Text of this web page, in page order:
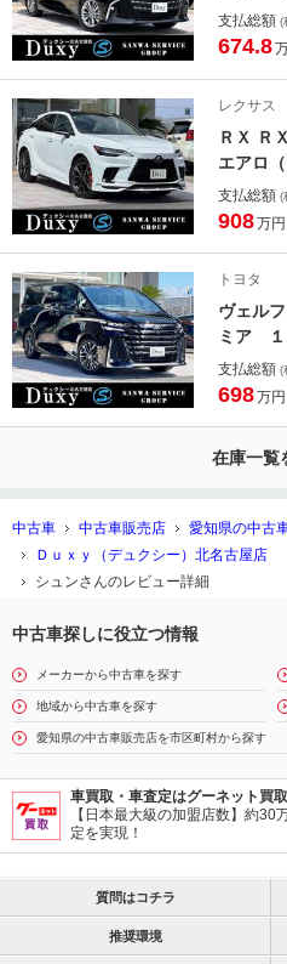
ルーフ
スドパ
ニター
支払総額 (
674.8
レクサス
ＲＸ Ｒ
エアロ
フ ルー
タルミ
３眼Ｌ
支払総額 (
908万円
トヨタ
ヴェル
ミア １
ー ユニ
インナ
ーフ 黒
支払総額 (
698万円
在庫一覧
中古車 中古車販売店 愛知県の中古
Ｄｕｘｙ（デュクシー）北名古屋店
シュンさんのレビュー詳細
中古車探しに役立つ情報
メーカーから中古車を探す
地域から中古車を探す
愛知県の中古車販売店を市区町村から探す
車買取・車査定はグーネット買
【日本最大級の加盟店数】約30
定を実現！
質問はコチラ
推奨環境